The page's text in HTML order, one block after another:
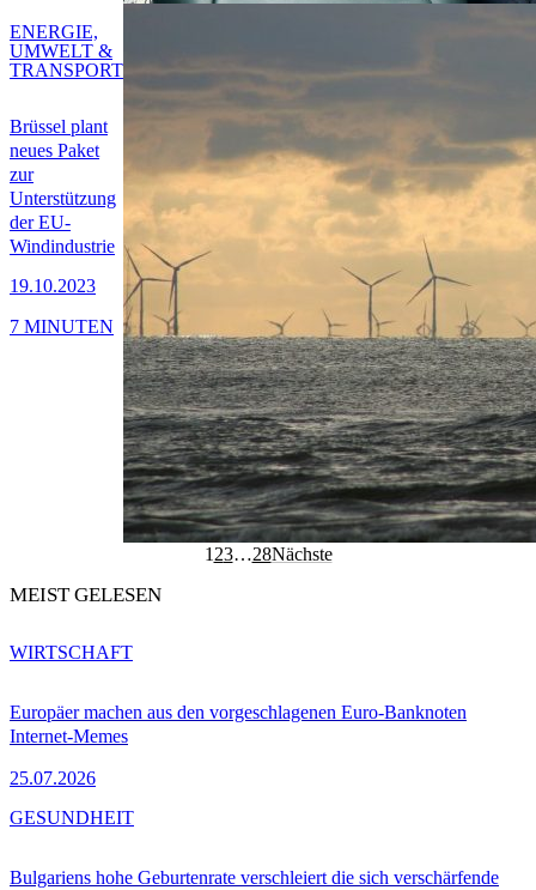
Brüssel plant
neues Paket
zur
Unterstützung
der EU-
Windindustrie
19.10.2023
ENERGIE,
UMWELT &
TRANSPORT
7 MINUTEN
1 23…28Nächste
MEIST GELESEN
Europäer machen aus den vorgeschlagenen Euro-Banknoten
Internet-Memes
25.07.2026
WIRTSCHAFT
Bulgariens hohe Geburtenrate verschleiert die sich verschärfende
GESUNDHEIT